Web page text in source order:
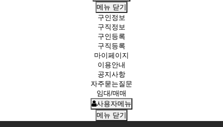
메뉴 닫기
구인정보
구직정보
구인등록
구직등록
마이페이지
이용안내
공지사항
자주묻는질문
임대/매매
사용자메뉴
메뉴 닫기